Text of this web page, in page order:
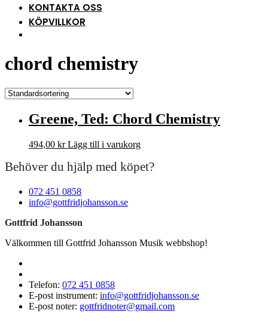
KONTAKTA OSS
KÖPVILLKOR
chord chemistry
Greene, Ted: Chord Chemistry
494,00 kr Lägg till i varukorg
Behöver du hjälp med köpet?
072 451 0858
info@gottfridjohansson.se
Gottfrid Johansson
Välkommen till Gottfrid Johansson Musik webbshop!
Telefon: 072 451 0858
E-post instrument: info@gottfridjohansson.se
E-post noter: gottfridnoter@gmail.com